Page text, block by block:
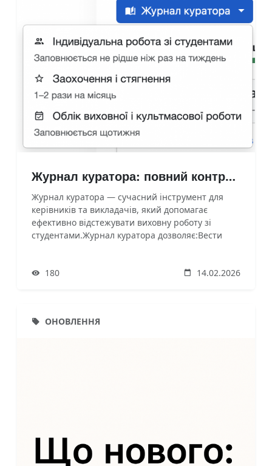
Журнал куратора: повний контроль над виховним процесом
Журнал куратора — сучасний інструмент для
керівників та викладачів, який допомагає
ефективно відстежувати виховну роботу зі
студентами.Журнал куратора дозволяє:Вести
спеціальності;Організовувати індивідуальну
180 14.02.2026
ОНОВЛЕННЯ